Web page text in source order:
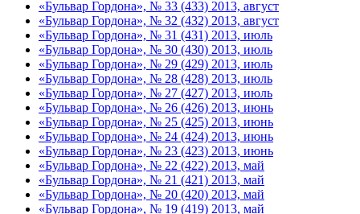
«Бульвар Гордона», № 33 (433) 2013, август
«Бульвар Гордона», № 32 (432) 2013, август
«Бульвар Гордона», № 31 (431) 2013, июль
«Бульвар Гордона», № 30 (430) 2013, июль
«Бульвар Гордона», № 29 (429) 2013, июль
«Бульвар Гордона», № 28 (428) 2013, июль
«Бульвар Гордона», № 27 (427) 2013, июль
«Бульвар Гордона», № 26 (426) 2013, июнь
«Бульвар Гордона», № 25 (425) 2013, июнь
«Бульвар Гордона», № 24 (424) 2013, июнь
«Бульвар Гордона», № 23 (423) 2013, июнь
«Бульвар Гордона», № 22 (422) 2013, май
«Бульвар Гордона», № 21 (421) 2013, май
«Бульвар Гордона», № 20 (420) 2013, май
«Бульвар Гордона», № 19 (419) 2013, май